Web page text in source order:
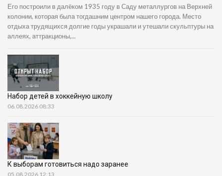
Его построили в далёком 1935 году в Саду металлургов на Верхней
колонии, которая была тогдашним центром нашего города. Место
отдыха трудящихся долгие годы украшали и утешали скульптуры на
аллеях, аттракционы,...
Набор детей в хоккейную школу
06.08.2026 08:33
К выборам готовиться надо заранее
05.08.2026 12:13